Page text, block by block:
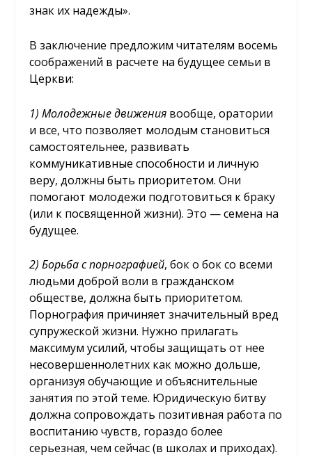
знак их надежды».
В заключение предложим читателям восемь
соображений в расчете на будущее семьи в
Церкви:
1) Молодежные движения вообще, оратории
и все, что позволяет молодым становиться
самостоятельнее, развивать
коммуникативные способности и личную
веру, должны быть приоритетом. Они
помогают молодежи подготовиться к браку
(или к посвященной жизни). Это — семена на
будущее.
2) Борьба с порнографией, бок о бок со всеми
людьми доброй воли в гражданском
обществе, должна быть приоритетом.
Порнография причиняет значительный вред
супружеской жизни. Нужно прилагать
максимум усилий, чтобы защищать от нее
несовершеннолетних как можно дольше,
организуя обучающие и объяснительные
занятия по этой теме. Юридическую битву
должна сопровождать позитивная работа по
воспитанию чувств, гораздо более
серьезная, чем сейчас (в школах и приходах).